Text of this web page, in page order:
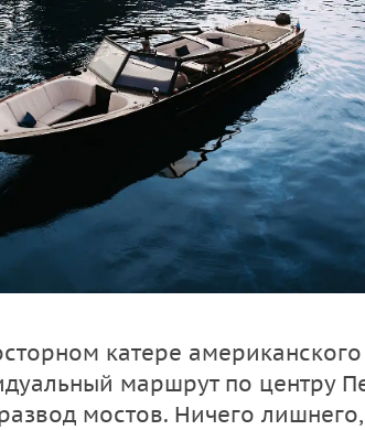
катере
маршрут по центру
мостов. Ничего